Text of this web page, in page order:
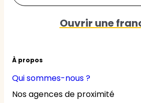
À propos
Qui sommes-nous ?
Nos agences de proximité
Ouvrir une